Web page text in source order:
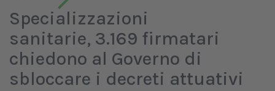
Specializzazioni
sanitarie, 3.169 firmatari
chiedono al Governo di
sbloccare i decreti attuativi